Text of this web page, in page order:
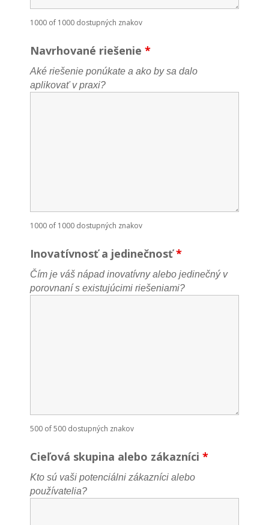
1000 of 1000 dostupných znakov
Navrhované riešenie *
Aké riešenie ponúkate a ako by sa dalo
aplikovať v praxi?
1000 of 1000 dostupných znakov
Inovatívnosť a jedinečnosť*
Čím je váš nápad inovatívny alebo jedinečný v
porovnaní s existujúcimi riešeniami?
500 of 500 dostupných znakov
Cieľová skupina alebo zákazníci *
Kto sú vaši potenciálni zákazníci alebo
používatelia?